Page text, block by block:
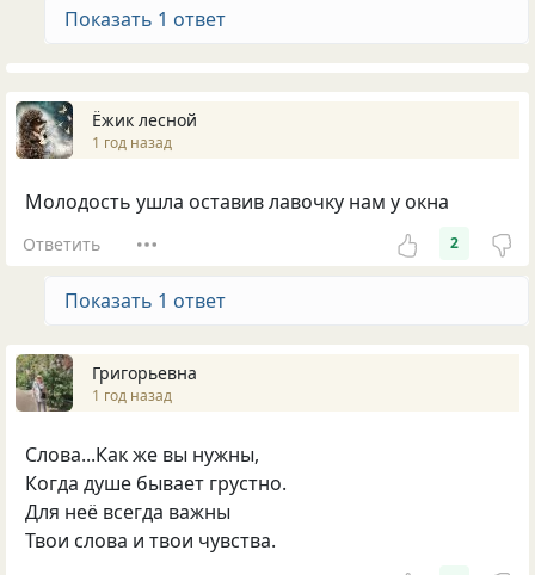
Показать 1 ответ
Ёжик лесной
1 год назад
Молодость ушла оставив лавочку нам у окна
Ответить 2
Показать 1 ответ
Григорьевна
1 год назад
Слова...Как же вы нужны,
Когда душе бывает грустно.
Для неё всегда важны
Твои слова и твои чувства.